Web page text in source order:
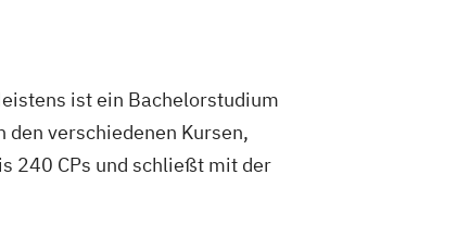
ist ein Bachelorstudium
verschiedenen Kursen,
240 CPs und schließt mit der